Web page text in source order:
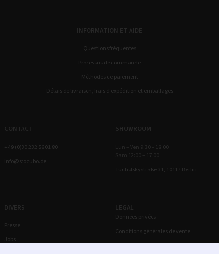
INFORMATION ET AIDE
Questions fréquentes
Processus de commande
Méthodes de paiement
Délais de livraison, frais d'expédition et emballages
CONTACT
+49 (0)30 232 56 01 80
info@stocubo.de
SHOWROOM
Lun – Ven 9:30 – 18:00
Sam 12:00 – 17:00
Tucholskystraße 31, 10117 Berlin
DIVERS
Presse
Jobs
LEGAL
Données privées
Conditions générales de vente
Droit de rétractation